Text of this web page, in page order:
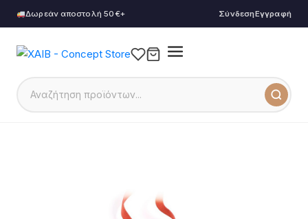
Δωρεάν αποστολή 50€+ ΣύνδεσηΕγγραφή